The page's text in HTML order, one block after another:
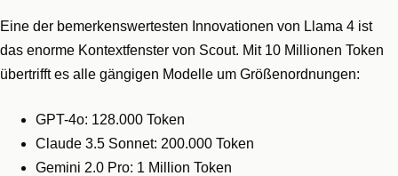
Eine der bemerkenswertesten Innovationen von Llama 4 ist
das enorme Kontextfenster von Scout. Mit 10 Millionen Token
übertrifft es alle gängigen Modelle um Größenordnungen:
GPT-4o: 128.000 Token
Claude 3.5 Sonnet: 200.000 Token
Gemini 2.0 Pro: 1 Million Token